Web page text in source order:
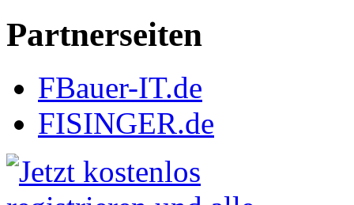
Partnerseiten
FBauer-IT.de
FISINGER.de